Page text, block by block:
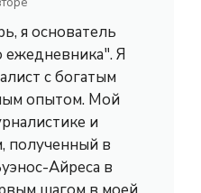
я основатель
Я
с богатым
опытом. Мой
и
полученный в
Айреса в